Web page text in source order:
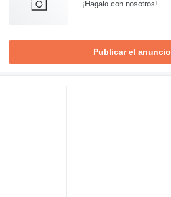
¡Hagalo con nosotros!
Publicar el anuncio